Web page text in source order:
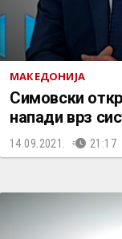
МАКЕДОНИЈА
Симовски
напади врз
14.09.2021. 21:17